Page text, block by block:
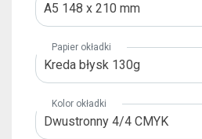
A5 148 x 210 mm
Papier okładki
Kreda błysk 130g
Kolor okładki
Dwustronny 4/4 CMYK
podczas
te